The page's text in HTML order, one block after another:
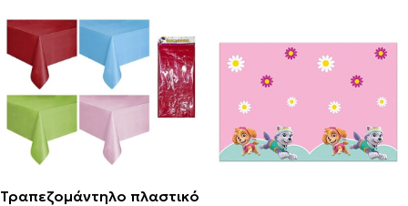
Τραπεζομάντηλο πλαστικό